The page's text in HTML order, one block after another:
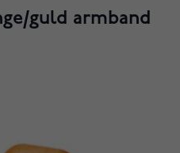
guld armband